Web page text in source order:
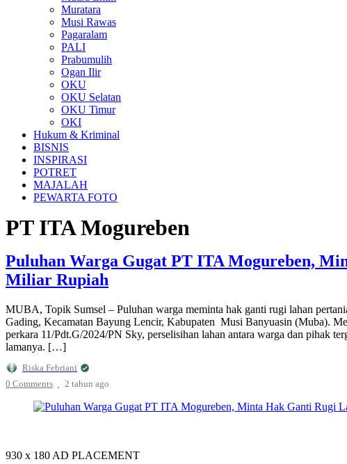
Muratara
Musi Rawas
Pagaralam
PALI
Prabumulih
Ogan Ilir
OKU
OKU Selatan
OKU Timur
OKI
Hukum & Kriminal
BISNIS
INSPIRASI
POTRET
MAJALAH
PEWARTA FOTO
PT ITA Mogureben
Puluhan Warga Gugat PT ITA Mogureben,
Miliar Rupiah
MUBA, Topik Sumsel – Puluhan warga meminta hak ganti rugi lahan
Gading, Kecamatan Bayung Lencir, Kabupaten Musi Banyuasin (Muba).
perkara 11/Pdt.G/2024/PN Sky, perselisihan lahan antara warga dan pihak
lamanya. […]
Riska Febriani
0 Comments . 2 tahun ago
930 x 180 AD PLACEMENT